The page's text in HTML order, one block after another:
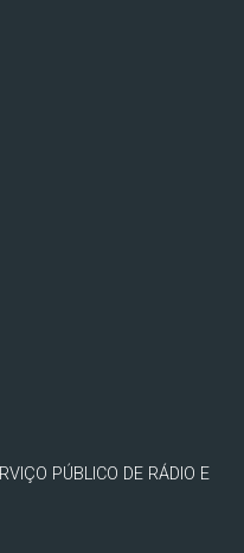
PÚBLICO DE RÁDIO E